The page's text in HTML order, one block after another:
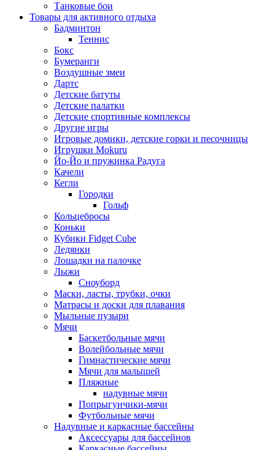
Танковые бои
Товары для активного отдыха
Бадминтон
Теннис
Бокс
Бумеранги
Воздушные змеи
Дартс
Детские батуты
Детские палатки
Детские спортивные комплексы
Другие игры
Игровые домики, детские горки и песочницы
Игрушки Mokuru
Йо-Йо и пружинка Радуга
Качели
Кегли
Городки
Гольф
Кольцебросы
Коньки
Кубики Fidget Cube
Ледянки
Лошадки на палочке
Лыжи
Сноуборд
Маски, ласты, трубки, очки
Матрасы и доски для плавания
Мыльные пузыри
Мячи
Баскетбольные мячи
Волейбольные мячи
Гимнастические мячи
Мячи для малышей
Пляжные
надувные мячи
Попрыгунчики-мячи
Футбольные мячи
Надувные и каркасные бассейны
Аксессуары для бассейнов